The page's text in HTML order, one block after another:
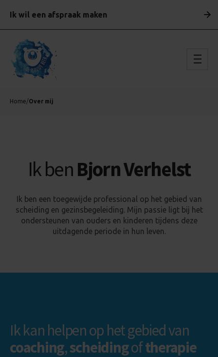
Ik wil een afspraak maken
Home/Over mij
Ik benBjorn Verhelst
Ik ben een toegewijde professional op het gebied van
scheiding en gezinsbegeleiding. Mijn passie ligt bij het
ondersteunen van ouders en kinderen tijdens deze
uitdagende periode in hun leven.
Ik kan helpen op het gebied van
coaching,scheidingoftherapie